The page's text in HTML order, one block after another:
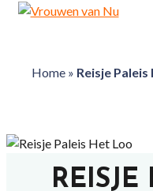
Home» Reisje
REISJE